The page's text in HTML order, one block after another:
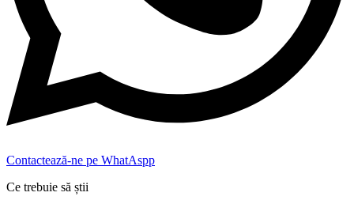
Contactează-ne pe WhatAspp
Ce trebuie să știi